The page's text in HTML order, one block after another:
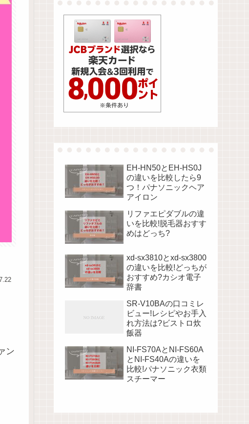
ン
EH-HN50とEH-HS0J
の違いを比較したら9
つ！パナソニックヘア
アイロン
リファエピダブルの違
いを比較!脱毛器おすす
めはどっち?
xd-sx3810とxd-sx3800
の違いを比較!どっちが
おすすめ?カシオ電子
辞書
SR-V10BAの口コミレ
ビュー!レシピやお手入
れ方法は?ビストロ炊
飯器
NI-FS70AとNI-FS60A
とNI-FS40Aの違いを
比較!パナソニック衣類
スチーマー